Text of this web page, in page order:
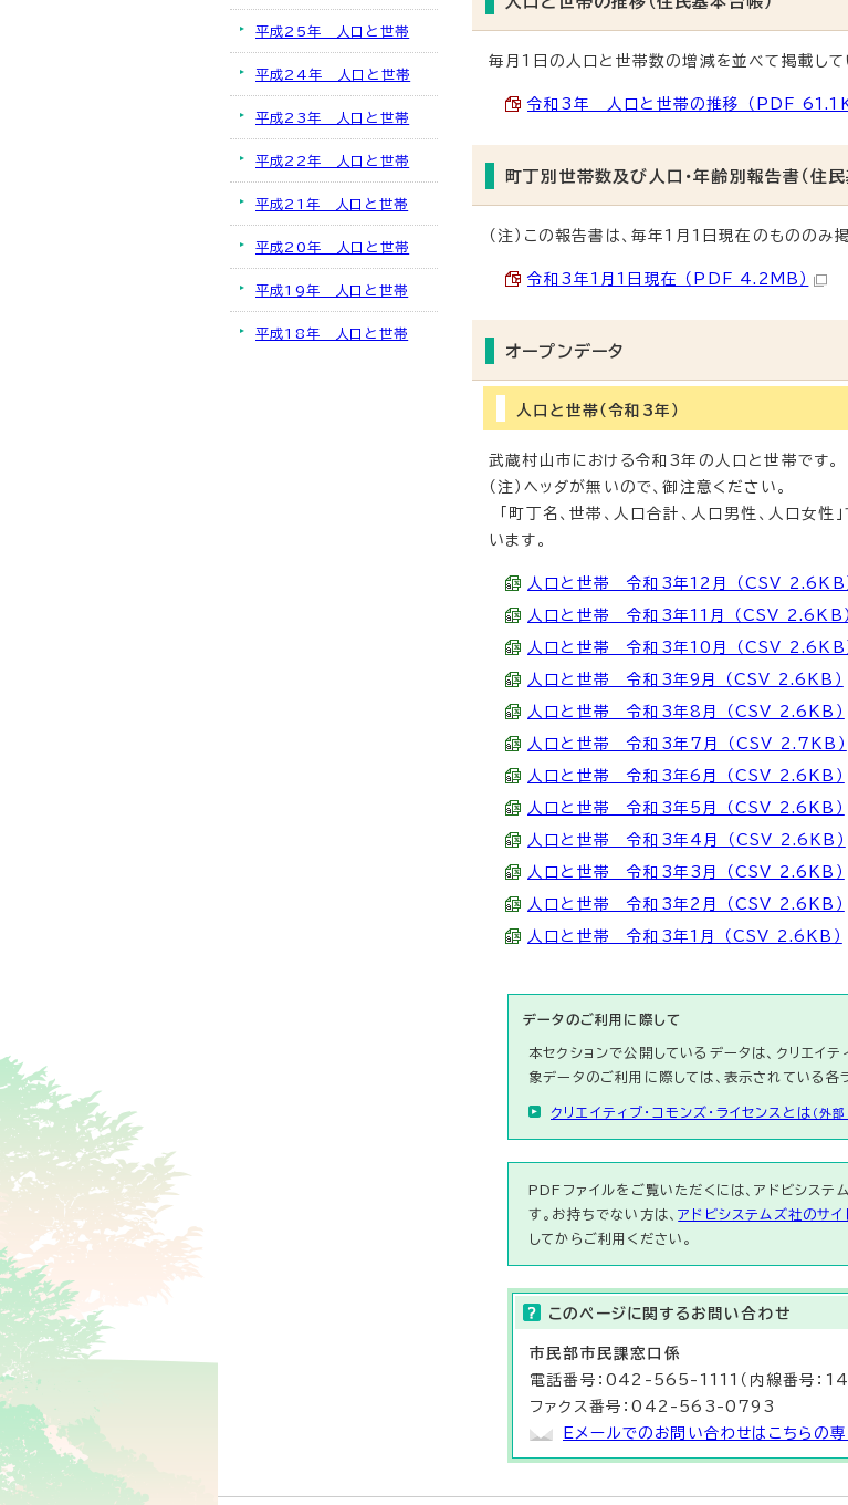
毎月1日の人口と世帯数の増減を並べて掲載して
令和3年 人口と世帯の推移 （PDF
町丁別世帯数及び人口・年齢別報告書（住民
（注）この報告書は、毎年1月1日現在のもののみ掲
令和3年1月1日現在 （PDF 4.2MB）
オープンデータ
人口と世帯（令和3年）
武蔵村山市における令和3年の人口と世帯です。
（注）ヘッダが無いので、御注意ください。
「町丁名、世帯、人口合計、人口男性、人口女性
います。
人口と世帯 令和3年12月 （CSV 2.6KB
人口と世帯 令和3年11月 （CSV 2.6KB）
人口と世帯 令和3年10月 （CSV 2.6KB
人口と世帯 令和3年9月 （CSV 2.6KB）
人口と世帯 令和3年8月 （CSV 2.6KB）
人口と世帯 令和3年7月 （CSV 2.7KB）
人口と世帯 令和3年6月 （CSV 2.6KB）
人口と世帯 令和3年5月 （CSV 2.6KB）
人口と世帯 令和3年4月 （CSV 2.6KB）
人口と世帯 令和3年3月 （CSV 2.6KB）
人口と世帯 令和3年2月 （CSV 2.6KB）
人口と世帯 令和3年1月 （CSV 2.6KB）
データのご利用に際して
本セクションで公開しているデータは、クリエイ
象データのご利用に際しては、表示されている各
クリエイティブ・コモンズ・ライセンスとは （外部
PDFファイルをご覧いただくには、アドビシ
す。お持ちでない方は、アドビシステムズ社のサイ
してからご利用ください。
このページに関する お問い合わせ
市民部市民課窓口係
電話番号：042-565-1111（内線番号：
ファクス番号：042-563-0793
Eメールでのお問い合わせはこちらの専
平成25年 人口と世帯
平成24年 人口と世帯
平成23年 人口と世帯
平成22年 人口と世帯
平成21年 人口と世帯
平成20年 人口と世帯
平成19年 人口と世帯
平成18年 人口と世帯